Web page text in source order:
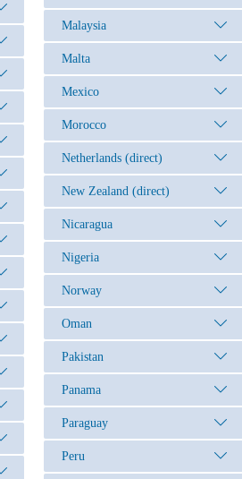
Malaysia
Malta
Mexico
Morocco
Netherlands (direct)
New Zealand (direct)
Nicaragua
Nigeria
Norway
Oman
Pakistan
Panama
Paraguay
Peru